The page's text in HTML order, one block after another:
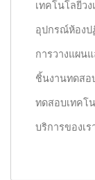
เทคโนโลยีว
อุปกรณ์ห้องป
การวางแผน
ชิ้นงานทดสอ
ทดสอบเทคโ
บริการของเร